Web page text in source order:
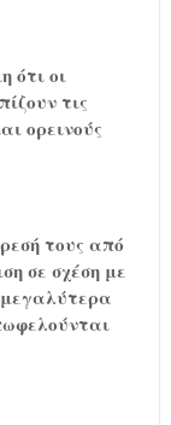
ότι οι
τις
ορεινούς
τους από
σε σχέση με
μεγαλύτερα